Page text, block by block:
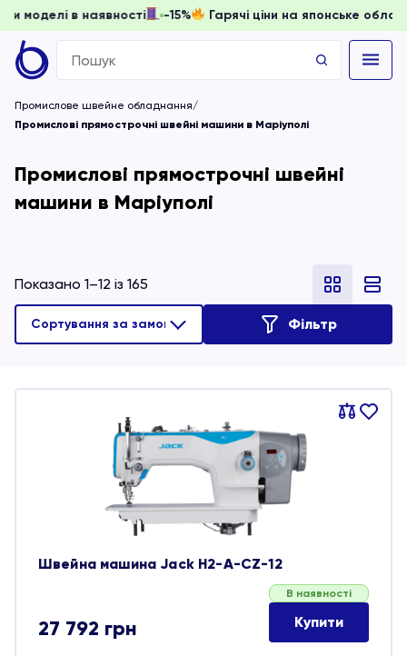
доки моделі в наявності -15% Гарячі ціни на
Search
for:
Промислове швейне обладнання
Промислові прямострочні швейні машини в Маріуполі
Промислові прямострочні швейні
машини в Маріуполі
Показано 1–12 із 165
Фільтр
Порівняти
В
Швейна машина Jack H2-A-CZ-12
27 792 грн
В наявності
Купити